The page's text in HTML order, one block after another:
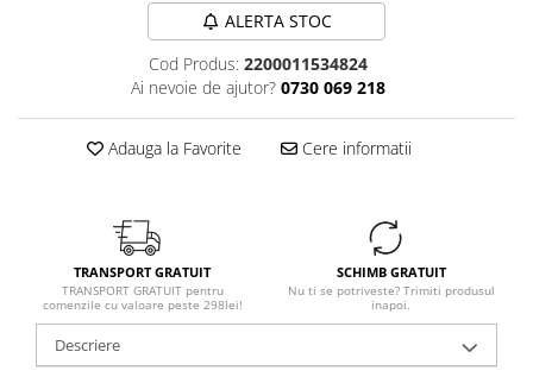
ALERTA STOC
Cod Produs: 2200011534824
Ai nevoie de ajutor? 0730 069 218
Adauga la Favorite Cere informatii
TRANSPORT GRATUIT
TRANSPORT GRATUIT pentru
comenzile cu valoare peste 298lei!
SCHIMB GRATUIT
Nu ti se potriveste? Trimiti produsul
inapoi.
Descriere